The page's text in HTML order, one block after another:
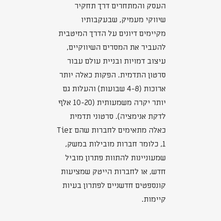
העסק והמתחרים דרך תחקיר
שיווקי מעמיק, שבעקבותיו
מקיימים דיונים על הדרך המיטבית
להעביר את המסרים השיווקיים,
עיצוב דמויות ובניית עולם עבור
סרטון התדמית. הפקות כאלה יותר
ארוכות (4-8 שבועות) והעלות גם
יותר יקרה משמעותית (10-20 אלף
לדקת אנימציה). סרטוני תדמית
כאלה מתאימים לחברות שהם Tier
1, כלומר חברות מובילות במשק,
שמעוניינות להתוות פתרון מוביל
חדש, או לחברות הייטק שמציעות
קונספטים חדשניים לפתרון בעיות
קיימות.